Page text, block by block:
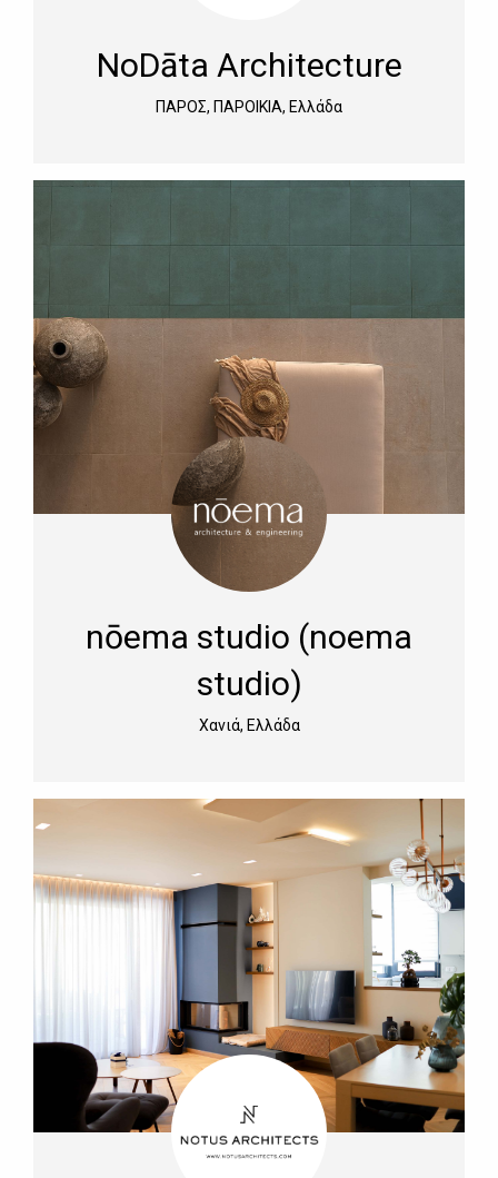
NoDāta Architecture
ΠΑΡΟΣ, ΠΑΡΟΙΚΙΑ, Ελλάδα
nōema studio (noema
studio)
Χανιά, Ελλάδα